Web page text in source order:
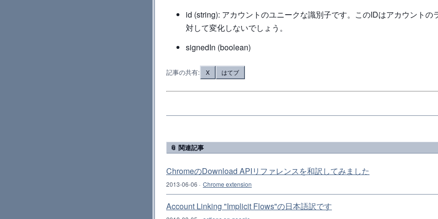
id (string): アカウントのユニークな識別子です。このIDはアカウントの
対して変化しないでしょう。
signedIn (boolean)
記事の共有: X はてブ
📎 関連記事
ChromeのDownload APIリファレンスを和訳してみました
2013-06-06 · Chrome extension
Account Linking "Implicit Flows"の日本語訳です